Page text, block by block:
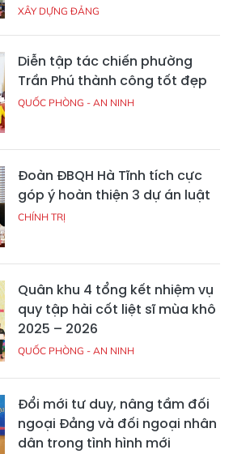
XÂY DỰNG ĐẢNG
Diễn tập tác chiến phường
Trần Phú thành công tốt đẹp
QUỐC PHÒNG - AN NINH
Đoàn ĐBQH Hà Tĩnh tích cực
góp ý hoàn thiện 3 dự án luật
CHÍNH TRỊ
Quân khu 4 tổng kết nhiệm vụ
quy tập hài cốt liệt sĩ mùa khô
2025 – 2026
QUỐC PHÒNG - AN NINH
Đổi mới tư duy, nâng tầm đối
ngoại Đảng và đối ngoại nhân
dân trong tình hình mới